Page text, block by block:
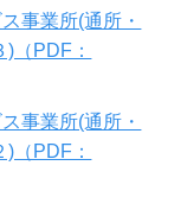
事業所(通所・
（PDF：
事業所(通所・
（PDF：